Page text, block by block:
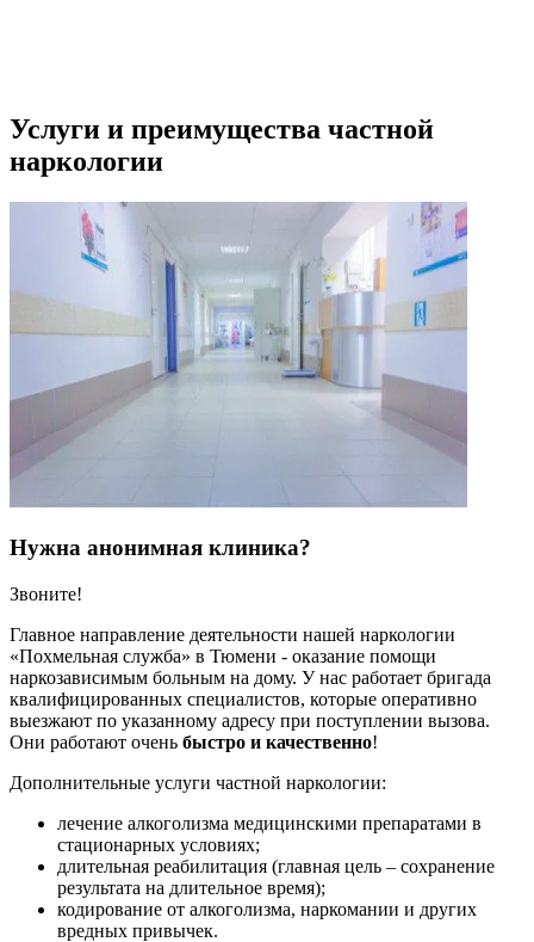
Услуги и преимущества частной
наркологии
Нужна анонимная клиника?
Звоните!
Главное направление деятельности нашей наркологии
«Похмельная служба» в Тюмени - оказание помощи
наркозависимым больным на дому. У нас работает бригада
квалифицированных специалистов, которые оперативно
выезжают по указанному адресу при поступлении вызова.
Они работают очень быстро и качественно!
Дополнительные услуги частной наркологии:
лечение алкоголизма медицинскими препаратами в
стационарных условиях;
длительная реабилитация (главная цель – сохранение
результата на длительное время);
кодирование от алкоголизма, наркомании и других
вредных привычек.